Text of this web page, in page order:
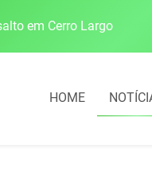
em Cerro Largo
HOME